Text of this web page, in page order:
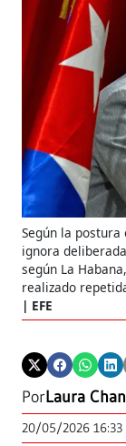
Según la
ignora
según La
realizado
EFE
PorLaura
20/05/2026 16:33